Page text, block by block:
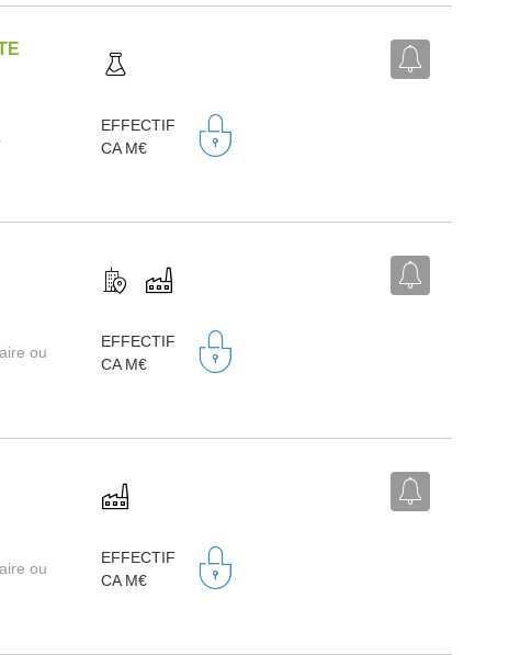
EFFECTIF
CA M€
ou
EFFECTIF
CA M€
ou
EFFECTIF
CA M€